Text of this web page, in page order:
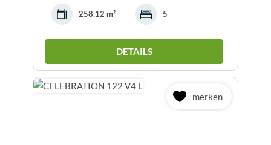
258.12 m² 5
DETAILS
merken